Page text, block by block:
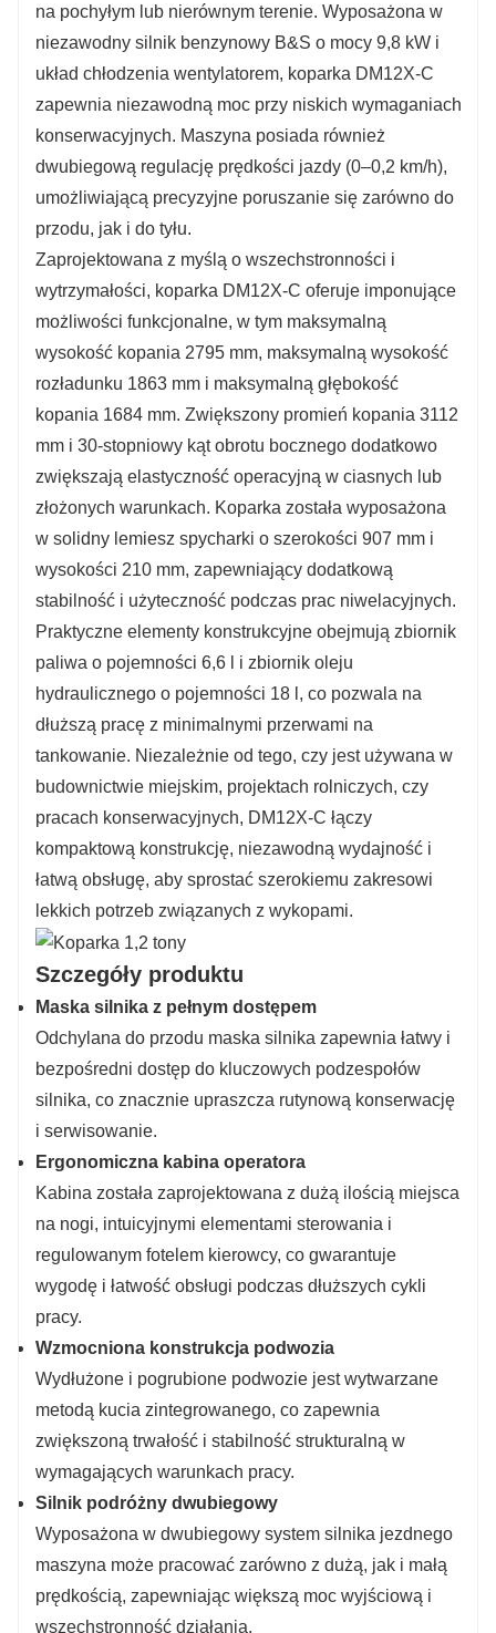
na pochyłym lub nierównym terenie. Wyposażona w
niezawodny silnik benzynowy B&S o mocy 9,8 kW i
układ chłodzenia wentylatorem, koparka DM12X-C
zapewnia niezawodną moc przy niskich wymaganiach
konserwacyjnych. Maszyna posiada również
dwubiegową regulację prędkości jazdy (0–0,2 km/h),
umożliwiającą precyzyjne poruszanie się zarówno do
przodu, jak i do tyłu.
Zaprojektowana z myślą o wszechstronności i
wytrzymałości, koparka DM12X-C oferuje imponujące
możliwości funkcjonalne, w tym maksymalną
wysokość kopania 2795 mm, maksymalną wysokość
rozładunku 1863 mm i maksymalną głębokość
kopania 1684 mm. Zwiększony promień kopania 3112
mm i 30-stopniowy kąt obrotu bocznego dodatkowo
zwiększają elastyczność operacyjną w ciasnych lub
złożonych warunkach. Koparka została wyposażona
w solidny lemiesz spycharki o szerokości 907 mm i
wysokości 210 mm, zapewniający dodatkową
stabilność i użyteczność podczas prac niwelacyjnych.
Praktyczne elementy konstrukcyjne obejmują zbiornik
paliwa o pojemności 6,6 l i zbiornik oleju
hydraulicznego o pojemności 18 l, co pozwala na
dłuższą pracę z minimalnymi przerwami na
tankowanie. Niezależnie od tego, czy jest używana w
budownictwie miejskim, projektach rolniczych, czy
pracach konserwacyjnych, DM12X-C łączy
kompaktową konstrukcję, niezawodną wydajność i
łatwą obsługę, aby sprostać szerokiemu zakresowi
lekkich potrzeb związanych z wykopami.
Szczegóły produktu
Maska silnika z pełnym dostępem
Odchylana do przodu maska ​​silnika zapewnia łatwy i
bezpośredni dostęp do kluczowych podzespołów
silnika, co znacznie upraszcza rutynową konserwację
i serwisowanie.
Ergonomiczna kabina operatora
Kabina została zaprojektowana z dużą ilością miejsca
na nogi, intuicyjnymi elementami sterowania i
regulowanym fotelem kierowcy, co gwarantuje
wygodę i łatwość obsługi podczas dłuższych cykli
pracy.
Wzmocniona konstrukcja podwozia
Wydłużone i pogrubione podwozie jest wytwarzane
metodą kucia zintegrowanego, co zapewnia
zwiększoną trwałość i stabilność strukturalną w
wymagających warunkach pracy.
Silnik podróżny dwubiegowy
Wyposażona w dwubiegowy system silnika jezdnego
maszyna może pracować zarówno z dużą, jak i małą
prędkością, zapewniając większą moc wyjściową i
wszechstronność działania.